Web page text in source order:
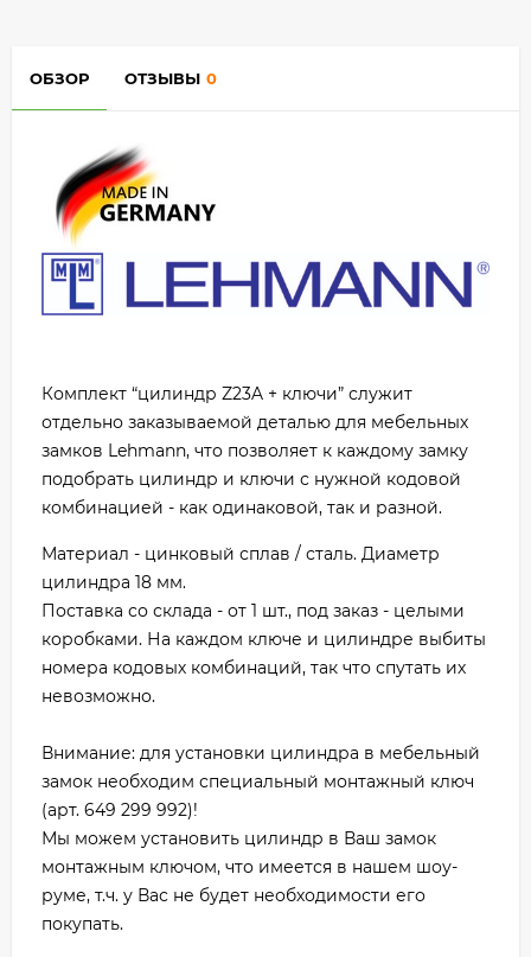
ОБЗОР ОТЗЫВЫ 0
Комплект “цилиндр Z23A + ключи” служит
отдельно заказываемой деталью для мебельных
замков Lehmann, что позволяет к каждому замку
подобрать цилиндр и ключи с нужной кодовой
комбинацией - как одинаковой, так и разной.
Материал - цинковый сплав / сталь. Диаметр
цилиндра 18 мм.
Поставка со склада - от 1 шт., под заказ - целыми
коробками. На каждом ключе и цилиндре выбиты
номера кодовых комбинаций, так что спутать их
невозможно.
Внимание: для установки цилиндра в мебельный
замок необходим специальный монтажный ключ
(арт. 649 299 992)!
Мы можем установить цилиндр в Ваш замок
монтажным ключом, что имеется в нашем шоу-
руме, т.ч. у Вас не будет необходимости его
покупать.